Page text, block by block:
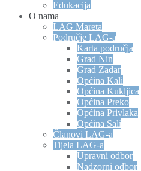
Edukacija
O nama
LAG Mareta
Područje LAG-a
Karta područja
Grad Nin
Grad Zadar
Općina Kali
Općina Kukljica
Općina Preko
Općina Privlaka
Općina Sali
Članovi LAG-a
Tijela LAG-a
Upravni odbor
Nadzorni odbor